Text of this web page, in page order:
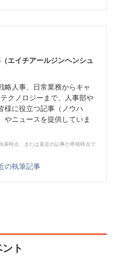
エイチアールジンヘンシュ
略人事、日常業務からキャ
クノロジーまで、人事部や
様に役立つ記事（ノウハ
やニュースを提供していま
筆時点、または直近の記事の寄稿時点で
の執筆記事
ト